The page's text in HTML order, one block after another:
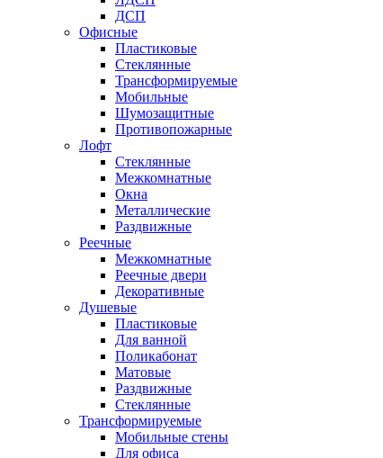
ДСП
Офисные
Пластиковые
Стеклянные
Трансформируемые
Мобильные
Шумозащитные
Противопожарные
Лофт
Стеклянные
Межкомнатные
Окна
Металлические
Раздвижные
Реечные
Межкомнатные
Реечные двери
Декоративные
Душевые
Пластиковые
Для ванной
Поликабонат
Матовые
Раздвижные
Стеклянные
Трансформируемые
Мобильные стены
Для офиса